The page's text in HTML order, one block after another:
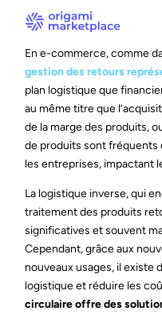
En e-commerce, comme
gestion des retours
plan logistique que
au même titre que
de la marge des produits,
de produits sont fréquents
les entreprises, impactant
La logistique inverse, qui
traitement des produits
significatives et souvent
Cependant, grâce aux
nouveaux usages, il
logistique et réduire les
circulaire offre des